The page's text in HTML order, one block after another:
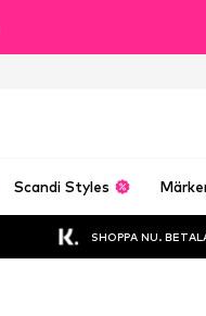
Scandi Styles
SHOPPA NU.